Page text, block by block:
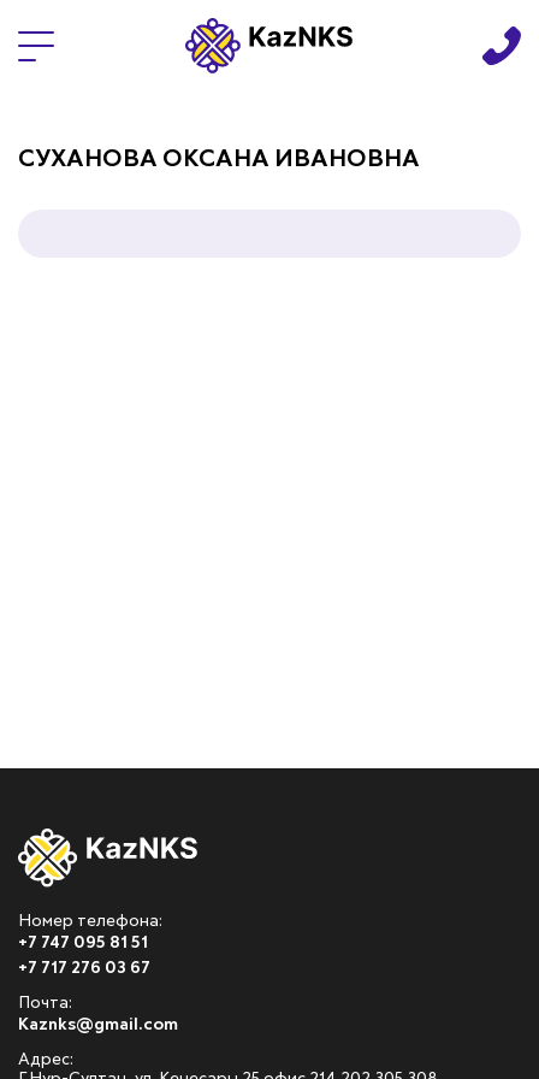
СУХАНОВА ОКСАНА ИВАНОВНА
Номер телефона:
+7 747 095 81 51
+7 717 276 03 67
Почта:
Kaznks@gmail.com
Адрес: